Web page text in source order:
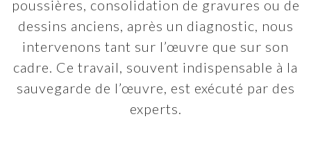
poussières, consolidation de gravures ou de
dessins anciens, après un diagnostic, nous
intervenons tant sur l’œuvre que sur son
cadre. Ce travail, souvent indispensable à la
sauvegarde de l’œuvre, est exécuté par des
experts.